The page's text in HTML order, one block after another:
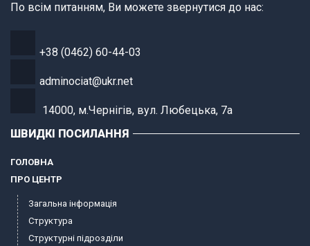
По всім питанням, Ви можете звернутися до нас:
+38 (0462) 60-44-03
adminociat@ukr.net
14000, м.Чернігів, вул. Любецька, 7а
ШВИДКІ ПОСИЛАННЯ
ГОЛОВНА
ПРО ЦЕНТР
Загальна інформація
Структура
Структурні підрозділи